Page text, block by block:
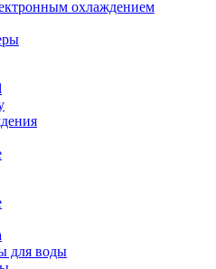
охлаждением
для воды